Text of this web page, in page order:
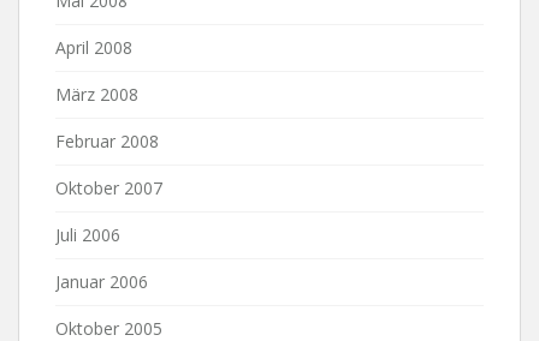
April 2008
März 2008
Februar 2008
Oktober 2007
Juli 2006
Januar 2006
Oktober 2005